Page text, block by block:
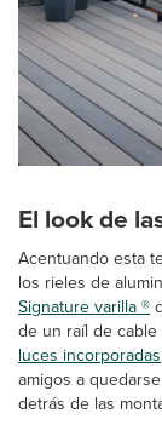
El look de
Acentuando esta
los rieles de
Signature varilla ®
de un raíl de
luces incorporadas
amigos a
detrás de las